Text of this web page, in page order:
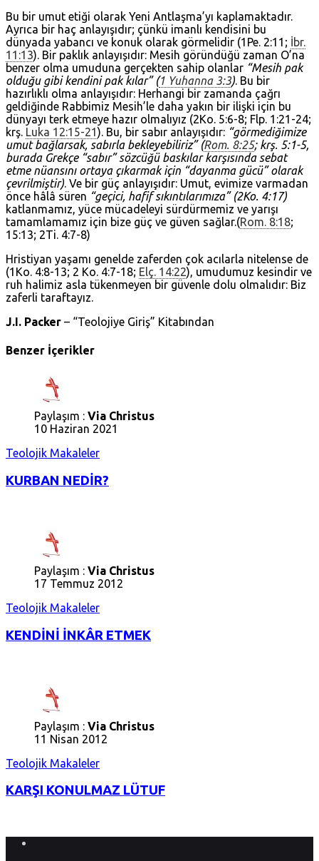
Bu bir umut etiği olarak Yeni Antlaşma’yı kaplamaktadır.
Ayrıca bir haç anlayışıdır; çünkü imanlı kendisini bu
dünyada yabancı ve konuk olarak görmelidir (1Pe. 2:11; İbr.
11:13). Bir paklık anlayışıdır: Mesih göründüğü zaman O’na
benzer olma umuduna gerçekten sahip olanlar “Mesih pak
olduğu gibi kendini pak kılar” (1 Yuhanna 3:3). Bu bir
hazırlıklı olma anlayışıdır: Herhangi bir zamanda çağrı
geldiğinde Rabbimiz Mesih’le daha yakın bir ilişki için bu
dünyayı terk etmeye hazır olmalıyız (2Ko. 5:6-8; Flp. 1:21-24;
krş. Luka 12:15-21). Bu, bir sabır anlayışıdır: “görmediğimize
umut bağlarsak, sabırla bekleyebiliriz” (Rom. 8:25; krş. 5:1-5,
burada Grekçe “sabır” sözcüğü baskılar karşısında sebat
etme nüansını ortaya çıkarmak için “dayanma gücü” olarak
çevrilmiştir). Ve bir güç anlayışıdır: Umut, evimize varmadan
önce hâlâ süren “geçici, hafif sıkıntılarımıza” (2Ko. 4:17)
katlanmamız, yüce mücadeleyi sürdürmemiz ve yarışı
tamamlamamız için bize güç ve güven sağlar.(Rom. 8:18;
15:13; 2Ti. 4:7-8)
Hristiyan yaşamı genelde zaferden çok acılarla nitelense de
(1Ko. 4:8-13; 2 Ko. 4:7-18; Elç. 14:22), umudumuz kesindir ve
ruh halimiz asla tükenmeyen bir güvenle dolu olmalıdır: Biz
zaferli taraftayız.
J.I. Packer – “Teolojiye Giriş” Kitabından
Benzer İçerikler
Paylaşım : Via Christus
10 Haziran 2021
Teolojik Makaleler
KURBAN NEDİR?
Paylaşım : Via Christus
17 Temmuz 2012
Teolojik Makaleler
KENDİNİ İNKÂR ETMEK
Paylaşım : Via Christus
11 Nisan 2012
Teolojik Makaleler
KARŞI KONULMAZ LÜTUF